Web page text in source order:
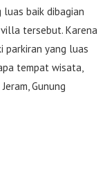
baik dibagian
tersebut. Karena
parkiran yang luas
tempat wisata,
Gunung